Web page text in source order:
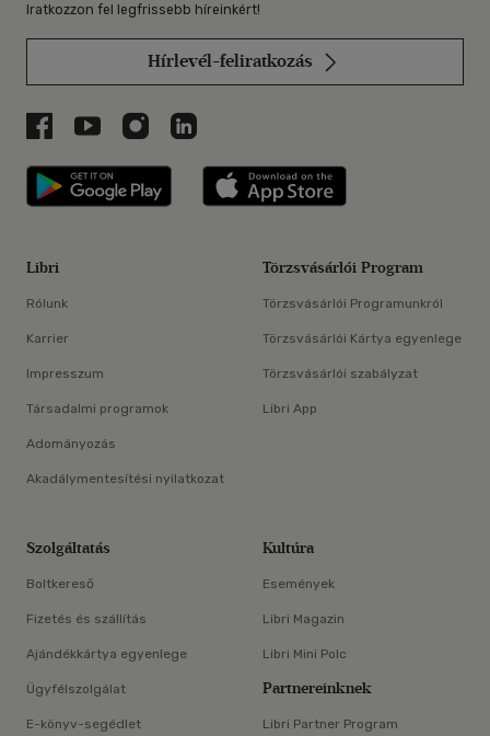
Iratkozzon fel legfrissebb híreinkért!
Hírlevél-feliratkozás
Libri a Facebookon
Libri a Youtube-on
Libri az Instagramon
Libri a LinkedInen
Libri applikáció Szerezd meg: Google
Libri
Rólunk
Karrier
Impresszum
Társadalmi programok
Adományozás
Akadálymentesítési nyilatkozat
Törzsvásárlói Program
Törzsvásárlói Programunkról
Törzsvásárlói Kártya egyenlege
Törzsvásárlói szabályzat
Libri App
Szolgáltatás
Boltkereső
Fizetés és szállítás
Ajándékkártya egyenlege
Ügyfélszolgálat
E-könyv-segédlet
Kultúra
Események
Libri Magazin
Libri Mini Polc
Partnereinknek
Libri Partner Program